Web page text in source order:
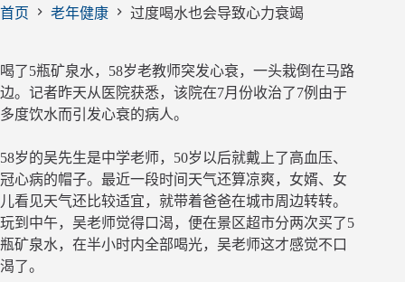
首页 老年健康 过度喝水也会导致心力衰竭
喝了5瓶矿泉水，58岁老教师突发心衰，一头栽倒在马路
边。记者昨天从医院获悉，该院在7月份收治了7例由于
多度饮水而引发心衰的病人。
58岁的吴先生是中学老师，50岁以后就戴上了高血压、
冠心病的帽子。最近一段时间天气还算凉爽，女婿、女
儿看见天气还比较适宜，就带着爸爸在城市周边转转。
玩到中午，吴老师觉得口渴，便在景区超市分两次买了5
瓶矿泉水，在半小时内全部喝光，吴老师这才感觉不口
渴了。